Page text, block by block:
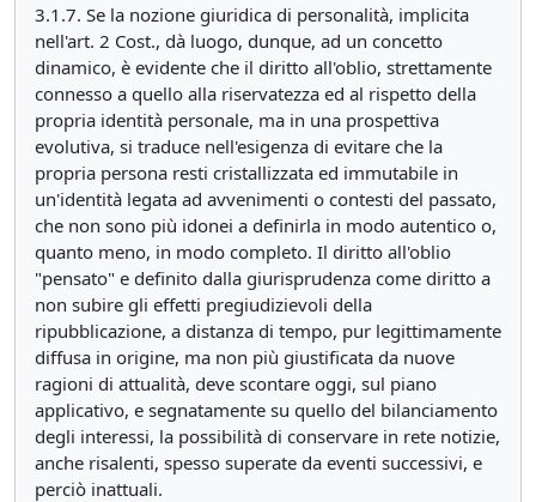
3.1.7. Se la nozione giuridica di personalità, implicita
nell'art. 2 Cost., dà luogo, dunque, ad un concetto
dinamico, è evidente che il diritto all'oblio, strettamente
connesso a quello alla riservatezza ed al rispetto della
propria identità personale, ma in una prospettiva
evolutiva, si traduce nell'esigenza di evitare che la
propria persona resti cristallizzata ed immutabile in
un'identità legata ad avvenimenti o contesti del passato,
che non sono più idonei a definirla in modo autentico o,
quanto meno, in modo completo. Il diritto all'oblio
"pensato" e definito dalla giurisprudenza come diritto a
non subire gli effetti pregiudizievoli della
ripubblicazione, a distanza di tempo, pur legittimamente
diffusa in origine, ma non più giustificata da nuove
ragioni di attualità, deve scontare oggi, sul piano
applicativo, e segnatamente su quello del bilanciamento
degli interessi, la possibilità di conservare in rete notizie,
anche risalenti, spesso superate da eventi successivi, e
perciò inattuali.